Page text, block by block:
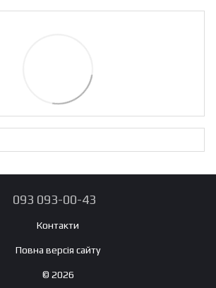
093 093-00-43
Контакти
Повна версія сайту
© 2026